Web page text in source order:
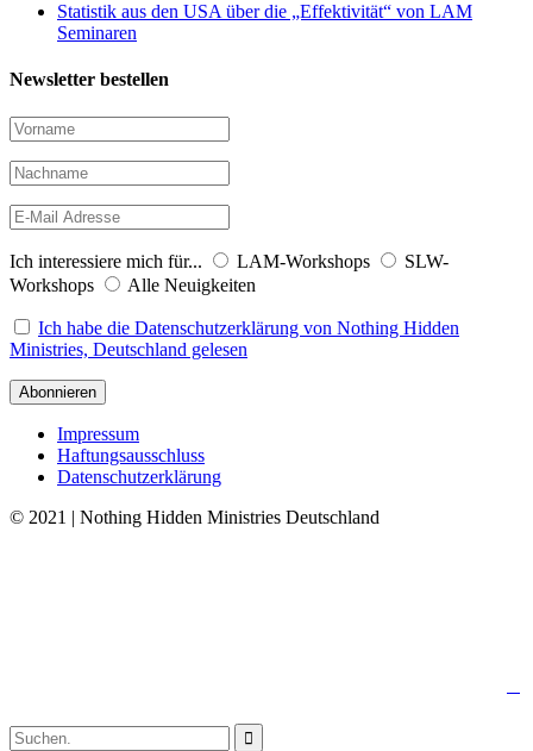
Statistik aus den USA über die „Effektivität“ von LAM
Seminaren
Newsletter bestellen
Ich interessiere mich für... LAM-Workshops
SLW-
Workshops
Alle Neuigkeiten
Ich habe die Datenschutzerklärung von Nothing Hidden
Ministries, Deutschland gelesen
Impressum
Haftungsausschluss
Datenschutzerklärung
© 2021 | Nothing Hidden Ministries Deutschland
